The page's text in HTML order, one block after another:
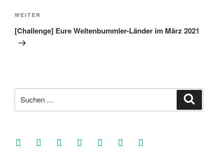
Nächster
Beitrag
WEITER
[Challenge] Eure Weltenbummler-Länder im März 2021
nach:
facebooksoundcloud
twitter mastodoninstagramthreads goodreads